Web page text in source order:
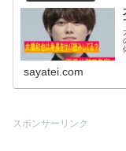
sayatei.com
スポンサーリンク